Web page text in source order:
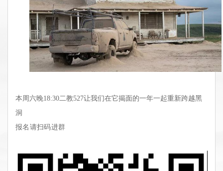
本周六晚18:30二教527让我们在它揭面的一年一起重新跨越黑
洞
报名请扫码进群